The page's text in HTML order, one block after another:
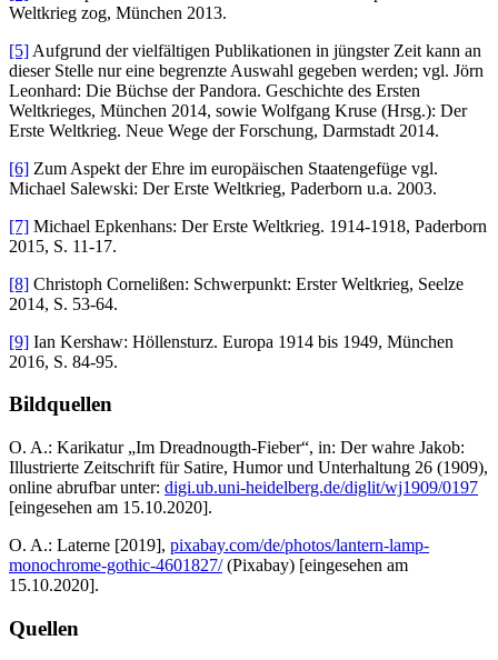
Weltkrieg zog, München 2013.
[5] Aufgrund der vielfältigen Publikationen in jüngster Zeit kann an
dieser Stelle nur eine begrenzte Auswahl gegeben werden; vgl. Jörn
Leonhard: Die Büchse der Pandora. Geschichte des Ersten
Weltkrieges, München 2014, sowie Wolfgang Kruse (Hrsg.): Der
Erste Weltkrieg. Neue Wege der Forschung, Darmstadt 2014.
[6] Zum Aspekt der Ehre im europäischen Staatengefüge vgl.
Michael Salewski: Der Erste Weltkrieg, Paderborn u.a. 2003.
[7] Michael Epkenhans: Der Erste Weltkrieg. 1914-1918, Paderborn
2015, S. 11-17.
[8] Christoph Cornelißen: Schwerpunkt: Erster Weltkrieg, Seelze
2014, S. 53-64.
[9] Ian Kershaw: Höllensturz. Europa 1914 bis 1949, München
2016, S. 84-95.
Bildquellen
O. A.: Karikatur „Im Dreadnougth-Fieber“, in: Der wahre Jakob:
Illustrierte Zeitschrift für Satire, Humor und Unterhaltung 26 (1909),
online abrufbar unter: digi.ub.uni-heidelberg.de/diglit/wj1909/0197
[eingesehen am 15.10.2020].
O. A.: Laterne [2019], pixabay.com/de/photos/lantern-lamp-
monochrome-gothic-4601827/(Pixabay) [eingesehen am
15.10.2020].
Quellen